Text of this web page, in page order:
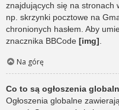
znajdujących się na stronach
np. skrzynki pocztowe na
chronionych hasłem. Aby
znacznika BBCode [img].
Na górę
Co to są ogłoszenia
Ogłoszenia globalne